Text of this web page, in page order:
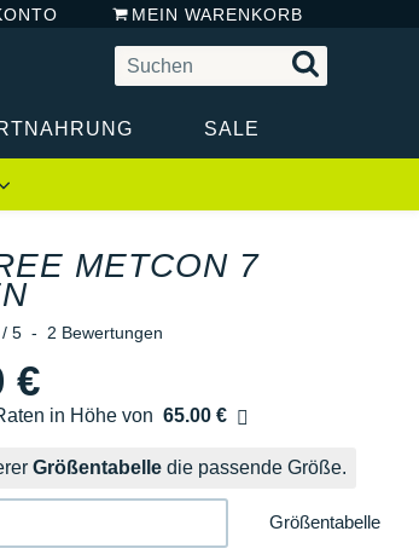
MEIN WARENKORB
SALE
METCON 7
/ 5 - 2 Bewertungen
€
in Höhe von 65.00 €
Größentabelle die passende Größe.
Größentabelle